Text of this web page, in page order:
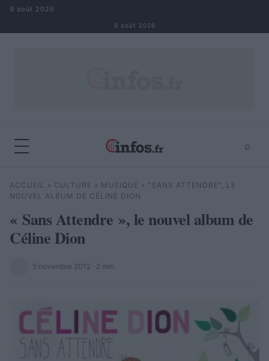
Aller au contenu
9 août 2026
9 août 2026
⌕
Rechercher ⌕
ACCUEIL » CULTURE » MUSIQUE » “SANS ATTENDRE”, LE
NOUVEL ALBUM DE CÉLINE DION
« Sans Attendre », le nouvel album de
Céline Dion
· 5 novembre 2012 · 2 min